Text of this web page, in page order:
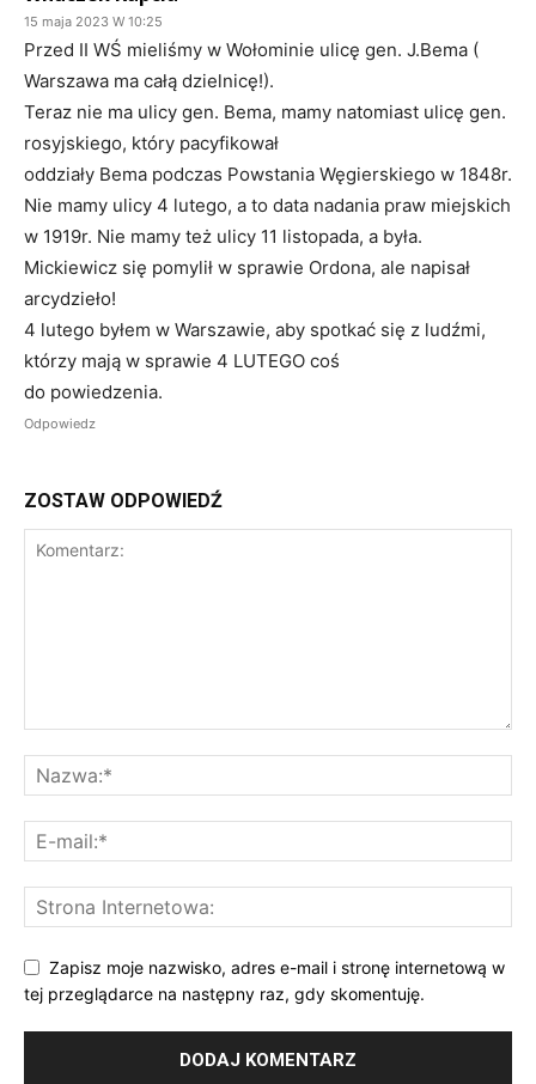
15 maja 2023 W 10:25
Przed II WŚ mieliśmy w Wołominie ulicę gen. J.Bema (
Warszawa ma całą dzielnicę!).
Teraz nie ma ulicy gen. Bema, mamy natomiast ulicę gen.
rosyjskiego, który pacyfikował
oddziały Bema podczas Powstania Węgierskiego w 1848r.
Nie mamy ulicy 4 lutego, a to data nadania praw miejskich
w 1919r. Nie mamy też ulicy 11 listopada, a była.
Mickiewicz się pomylił w sprawie Ordona, ale napisał
arcydzieło!
4 lutego byłem w Warszawie, aby spotkać się z ludźmi,
którzy mają w sprawie 4 LUTEGO coś
do powiedzenia.
Odpowiedz
ZOSTAW ODPOWIEDŹ
Zapisz moje nazwisko, adres e-mail i stronę internetową w
tej przeglądarce na następny raz, gdy skomentuję.